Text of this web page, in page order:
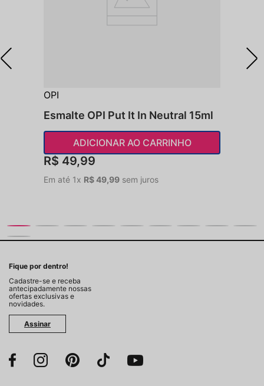
OPI
Esmalte OPI Put It In Neutral 15ml
ADICIONAR AO CARRINHO
R$ 49,99
Em até 1x R$49,99 sem juros
Fique por dentro!
Cadastre-se e receba
antecipadamente nossas
ofertas exclusivas e
novidades.
Assinar